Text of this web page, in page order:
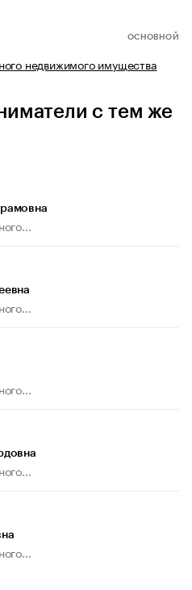
ОСНОВНОЙ
недвижимого имущества
с тем же